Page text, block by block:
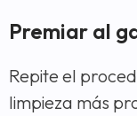
Premiar al
Repite el
limpieza más